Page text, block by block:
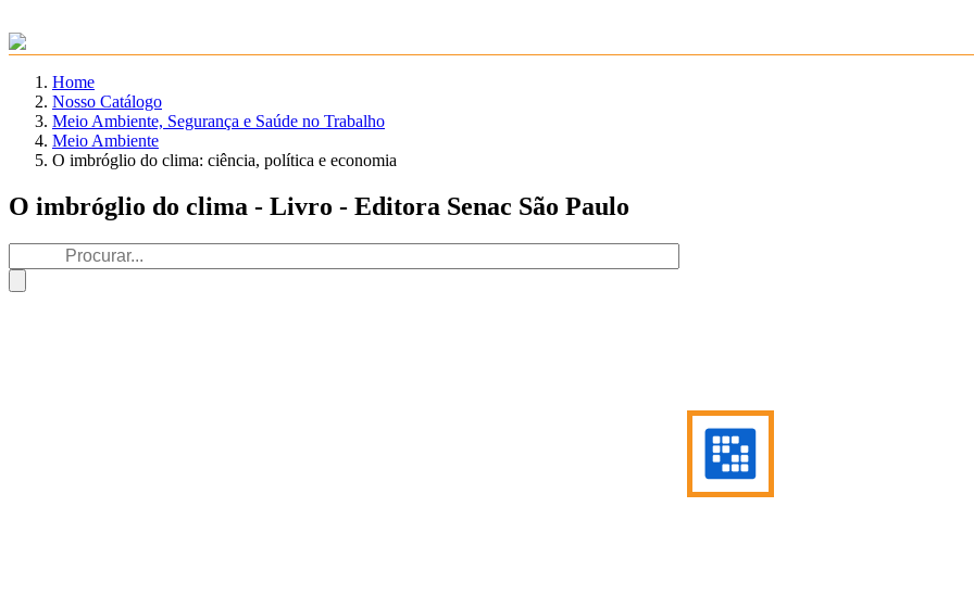
Home
Nosso Catálogo
Meio Ambiente, Segurança e Saúde no Trabalho
Meio Ambiente
O imbróglio do clima: ciência, política e economia
O imbróglio do clima - Livro - Editora Senac São Paulo